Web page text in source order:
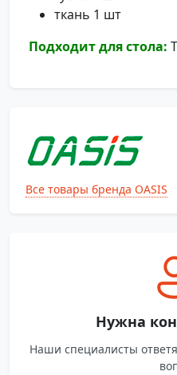
ткань 1 шт
Подходит для стола:
Все товары бренда OASIS
Нужна
Наши специалисты